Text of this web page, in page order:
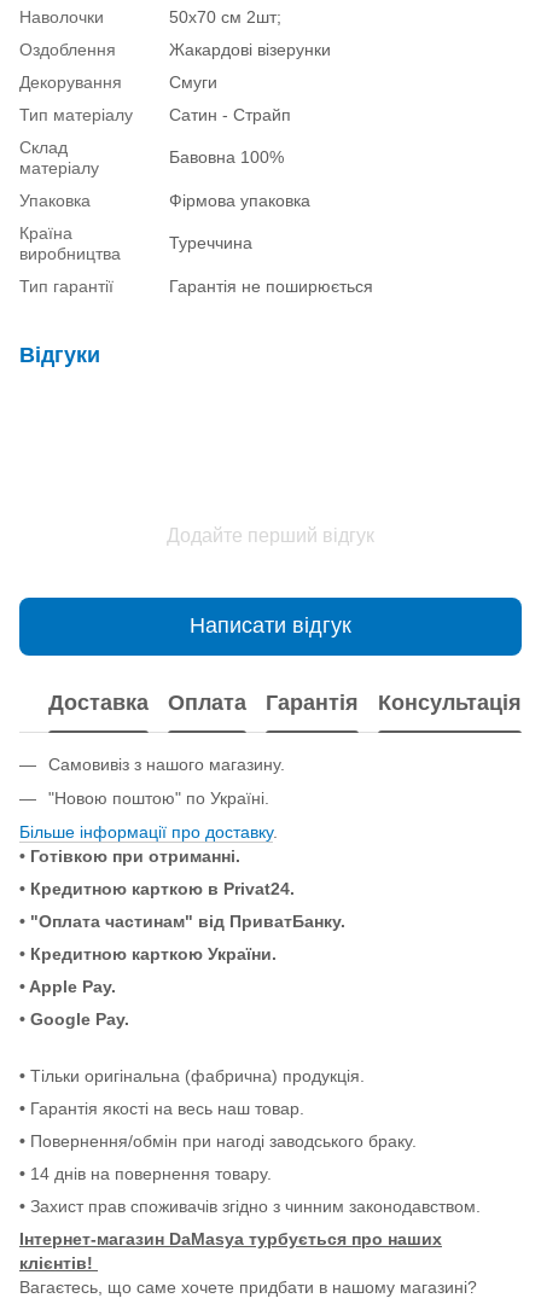
Наволочки
50х70 см 2шт;
Оздоблення
Жакардові візерунки
Декорування
Смуги
Тип матеріалу
Сатин - Страйп
Склад
матеріалу
Бавовна 100%
Упаковка
Фірмова упаковка
Країна
виробництва
Туреччина
Тип гарантії Гарантія не поширюється
Відгуки
Додайте перший відгук
Написати відгук
Доставка Оплата Гарантія Консультація
Самовивіз з нашого магазину.
"Новою поштою" по Україні.
Більше інформації про доставку.
• Готівкою при отриманні.
• Кредитною карткою в Privat24.
• "Оплата частинам" від ПриватБанку.
• Кредитною карткою України.
• Apple Pay.
• Google Pay.
• Тільки оригінальна (фабрична) продукція.
• Гарантія якості на весь наш товар.
• Повернення/обмін при нагоді заводського браку.
• 14 днів на повернення товару.
• Захист прав споживачів згідно з чинним законодавством.
Інтернет-магазин DaMasya турбується про наших
клієнтів!
Вагаєтесь, що саме хочете придбати в нашому магазині?